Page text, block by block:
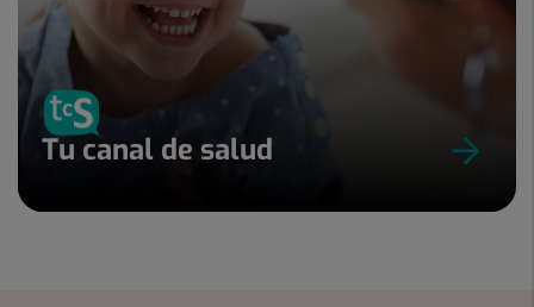
Tu canal de salud